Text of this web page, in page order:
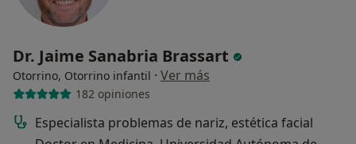
Dr. Jaime Sanabria Brassart
Otorrino, Otorrino infantil · Ver más
182 opiniones
Especialista problemas de nariz, estética facial